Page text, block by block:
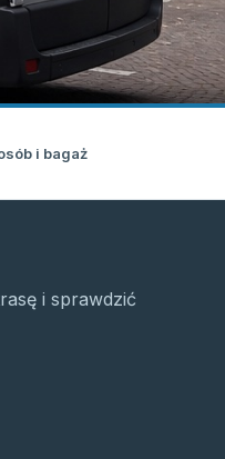
i bagaż
i sprawdzić